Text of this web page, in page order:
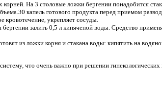
На 3 столовые ложки бергении понадобится
капель готового продукта перед приемом
кровотечение, укрепляет сосуды.
бергении залить 0,5 л кипяченой воды. Средство
из ложки корня и стакана воды: кипятить на
что очень важно при решении